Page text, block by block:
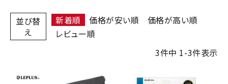
並び替
え
新着順 価格が安い順
価格が高い順
レビュー順
3件中 1-3件表示